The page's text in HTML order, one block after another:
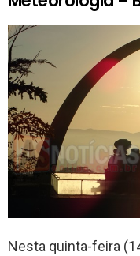
Nesta quinta-feira